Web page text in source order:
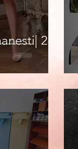
24